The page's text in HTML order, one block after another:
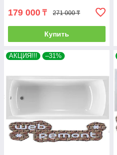
179 000 ₸ 271 000 ₸
Купить
АКЦИЯ!!! –31%